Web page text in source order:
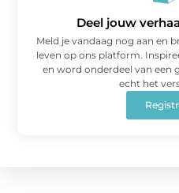
Deel jouw
Meld je vandaag nog aan en
leven op ons platform.
en word onderdeel van een
echt het